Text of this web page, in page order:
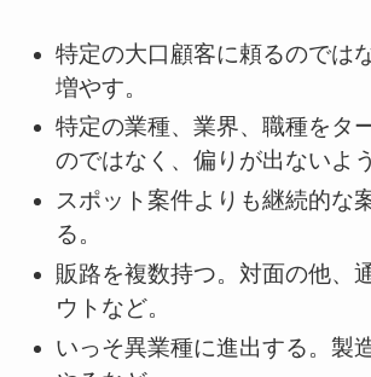
特定の大口顧客に頼るのでは
増やす。
特定の業種、業界、職種をタ
のではなく、偏りが出ないよ
スポット案件よりも継続的な
る。
販路を複数持つ。対面の他、
ウトなど。
いっそ異業種に進出する。製